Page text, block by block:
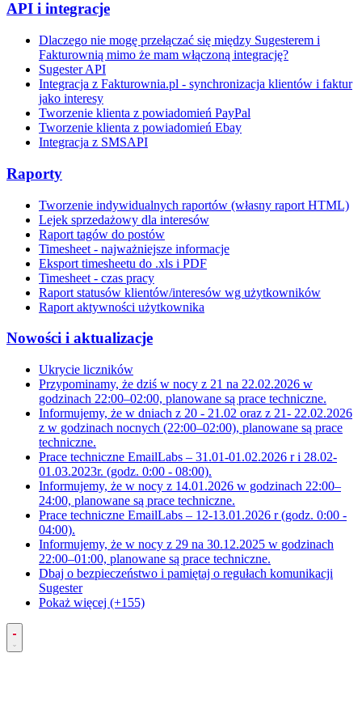
API i integracje
Dlaczego nie mogę przełączać się między Sugesterem i
Fakturownią mimo że mam włączoną integrację?
Sugester API
Integracja z Fakturownia.pl - synchronizacja klientów i faktur
jako interesy
Tworzenie klienta z powiadomień PayPal
Tworzenie klienta z powiadomień Ebay
Integracja z SMSAPI
Raporty
Tworzenie indywidualnych raportów (własny raport HTML)
Lejek sprzedażowy dla interesów
Raport tagów do postów
Timesheet - najważniejsze informacje
Eksport timesheetu do .xls i PDF
Timesheet - czas pracy
Raport statusów klientów/interesów wg użytkowników
Raport aktywności użytkownika
Nowości i aktualizacje
Ukrycie liczników
Przypominamy, że dziś w nocy z 21 na 22.02.2026 w
godzinach 22:00–02:00, planowane są prace techniczne.
Informujemy, że w dniach z 20 - 21.02 oraz z 21- 22.02.2026
z w godzinach nocnych (22:00–02:00), planowane są prace
techniczne.
Prace techniczne EmailLabs – 31.01-01.02.2026 r i 28.02-
01.03.2023r. (godz. 0:00 - 08:00).
Informujemy, że w nocy z 14.01.2026 w godzinach 22:00–
24:00, planowane są prace techniczne.
Prace techniczne EmailLabs – 12-13.01.2026 r (godz. 0:00 -
04:00).
Informujemy, że w nocy z 29 na 30.12.2025 w godzinach
22:00–01:00, planowane są prace techniczne.
Dbaj o bezpieczeństwo i pamiętaj o regułach komunikacji
Sugester
Pokaż więcej (+155)